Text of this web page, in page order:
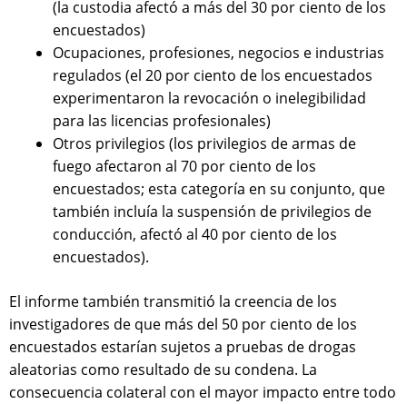
(la custodia afectó a más del 30 por ciento de los
encuestados)
Ocupaciones, profesiones, negocios e industrias
regulados (el 20 por ciento de los encuestados
experimentaron la revocación o inelegibilidad
para las licencias profesionales)
Otros privilegios (los privilegios de armas de
fuego afectaron al 70 por ciento de los
encuestados; esta categoría en su conjunto, que
también incluía la suspensión de privilegios de
conducción, afectó al 40 por ciento de los
encuestados).
El informe también transmitió la creencia de los
investigadores de que más del 50 por ciento de los
encuestados estarían sujetos a pruebas de drogas
aleatorias como resultado de su condena. La
consecuencia colateral con el mayor impacto entre todo